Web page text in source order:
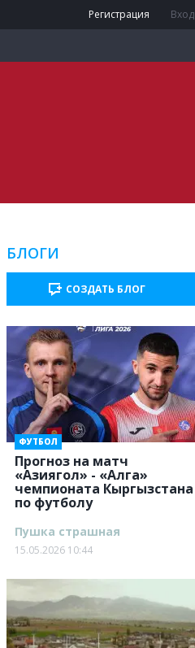
Регистрация Вход
БЛОГИ
СОЗДАТЬ БЛОГ
Прогноз на матч
«Азиягол» - «Алга»
чемпионата Кыргызстана
по футболу
ФУТБОЛ
Пушка страшная
15.05.2026 10:44